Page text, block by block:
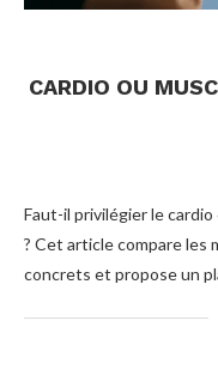
CARDIO OU
Faut-il privilégier le
? Cet article compare les
concrets et propose un